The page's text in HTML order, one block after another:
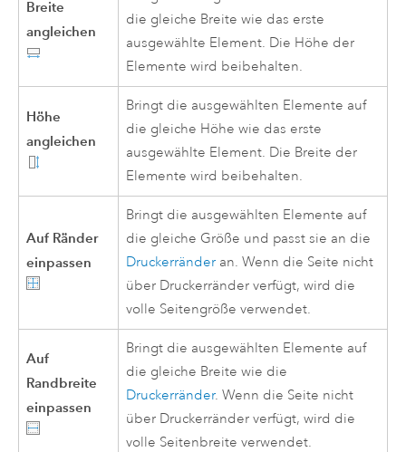
Breite
angleichen
die gleiche Breite wie das erste
ausgewählte Element. Die Höhe der
Elemente wird beibehalten.
Höhe
angleichen
Bringt die ausgewählten Elemente auf
die gleiche Höhe wie das erste
ausgewählte Element. Die Breite der
Elemente wird beibehalten.
Auf Ränder
einpassen
Bringt die ausgewählten Elemente auf
die gleiche Größe und passt sie an die
Druckerränder an. Wenn die Seite nicht
über Druckerränder verfügt, wird die
volle Seitengröße verwendet.
Auf
Randbreite
einpassen
Bringt die ausgewählten Elemente auf
die gleiche Breite wie die
Druckerränder. Wenn die Seite nicht
über Druckerränder verfügt, wird die
volle Seitenbreite verwendet.